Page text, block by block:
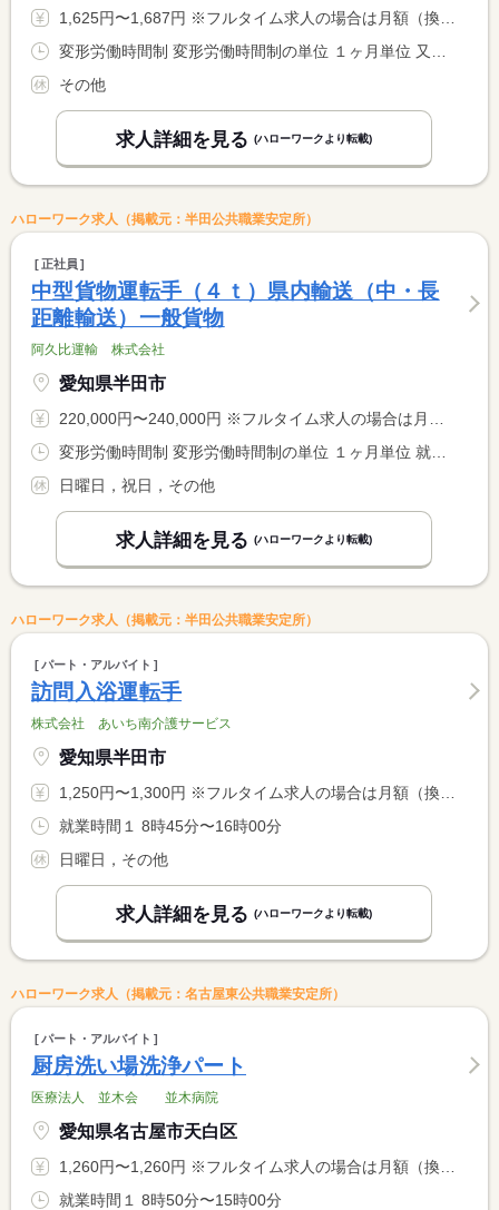
1,625円〜1,687円 ※フルタイム求人の場合は月額（換算額）、パート求人の場合は時間額を表示しています。
その他
求人詳細を見る (ハローワークより転載)
ハローワーク求人（掲載元：半田公共職業安定所）
正社員
中型貨物運転手（４ｔ）県内輸送（中・長
距離輸送）一般貨物
阿久比運輸 株式会社
愛知県半田市
220,000円〜240,000円 ※フルタイム求人の場合は月額（換算額）、パート求人の場合は時間額を表示しています。
日曜日，祝日，その他
求人詳細を見る (ハローワークより転載)
ハローワーク求人（掲載元：半田公共職業安定所）
パート・アルバイト
訪問入浴運転手
株式会社 あいち南介護サービス
愛知県半田市
1,250円〜1,300円 ※フルタイム求人の場合は月額（換算額）、パート求人の場合は時間額を表示しています。
就業時間１ 8時45分〜16時00分
日曜日，その他
求人詳細を見る (ハローワークより転載)
ハローワーク求人（掲載元：名古屋東公共職業安定所）
パート・アルバイト
厨房洗い場洗浄パート
医療法人 並木会 並木病院
愛知県名古屋市天白区
1,260円〜1,260円 ※フルタイム求人の場合は月額（換算額）、パート求人の場合は時間額を表示しています。
就業時間１ 8時50分〜15時00分